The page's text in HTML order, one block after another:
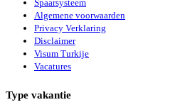
Spaarsysteem
Algemene voorwaarden
Privacy Verklaring
Disclaimer
Visum Turkije
Vacatures
Type vakantie